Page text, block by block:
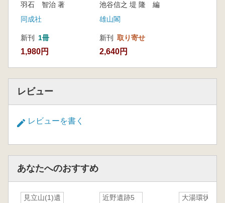
羽石 智治 著
同成社
新刊 1冊
1,980円
平
池谷信之 堤 隆 編
雄山閣
新刊 取り寄せ
2,640円
レビュー
レビューを書く
あなたへのおすすめ
見立山(1)遺
近野遺跡5
大湯環状列